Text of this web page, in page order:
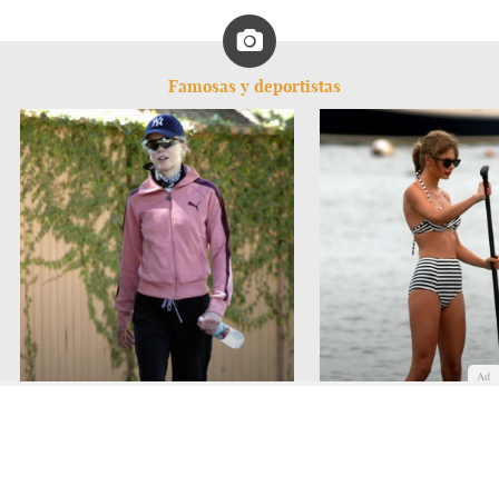
Famosas y deportistas
Ad